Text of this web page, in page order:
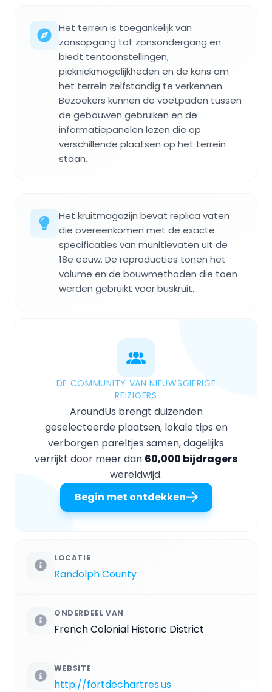
Het terrein is toegankelijk van
zonsopgang tot zonsondergang en
biedt tentoonstellingen,
picknickmogelijkheden en de kans om
het terrein zelfstandig te verkennen.
Bezoekers kunnen de voetpaden tussen
de gebouwen gebruiken en de
informatiepanelen lezen die op
verschillende plaatsen op het terrein
staan.
Het kruitmagazijn bevat replica vaten
die overeenkomen met de exacte
specificaties van munitievaten uit de
18e eeuw. De reproducties tonen het
volume en de bouwmethoden die toen
werden gebruikt voor buskruit.
DE COMMUNITY VAN NIEUWSGIERIGE
REIZIGERS
AroundUs brengt duizenden
geselecteerde plaatsen, lokale tips en
verborgen pareltjes samen, dagelijks
verrijkt door meer dan 60,000 bijdragers
wereldwijd.
Begin met ontdekken
LOCATIE
Randolph County
ONDERDEEL VAN
French Colonial Historic District
WEBSITE
http://fortdechartres.us